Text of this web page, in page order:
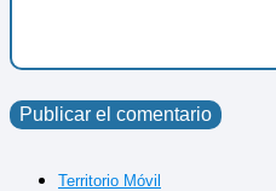
Territorio Móvil